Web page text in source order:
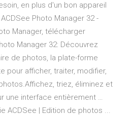
en plus d'un bon appareil
Photo Manager 32 -
Manager, télécharger
Manager 32: Découvrez
de photos, la plate-forme
pour afficher, traiter, modifier,
triez, éliminez et
une interface entièrement …
ACDSee | Edition de photos ...